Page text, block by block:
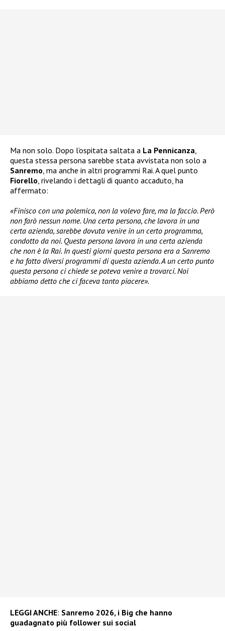
Ma non solo. Dopo l’ospitata saltata a La Pennicanza
questa stessa persona sarebbe stata avvistata non solo a
Sanremo , ma anche in altri programmi Rai. A quel punto
Fiorello , rivelando i dettagli di quanto accaduto, ha
affermato:
«Finisco con una polemica, non la volevo fare, ma la faccio. Però
non farò nessun nome. Una certa persona, che lavora in una
certa azienda, sarebbe dovuta venire in un certo programma,
condotto da noi. Questa persona lavora in una certa azienda
che non è la Rai. In questi giorni questa persona era a Sanremo
e ha fatto diversi programmi di questa azienda. A un certo punto
questa persona ci chiede se poteva venire a trovarci. Noi
abbiamo detto che ci faceva tanto piacere».
LEGGI ANCHE: Sanremo 2026, i Big che hanno
guadagnato più follower sui social